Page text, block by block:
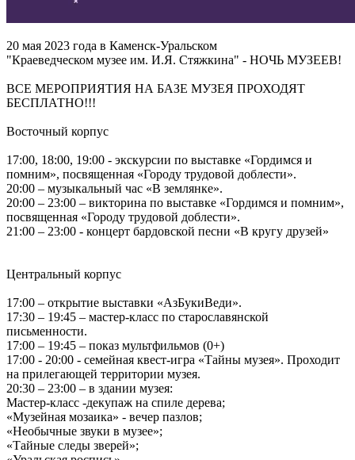
20 мая 2023 года в Каменск-Уральском
"Краеведческом музее им. И.Я. Стяжкина" - НОЧЬ МУЗЕЕВ!
ВСЕ МЕРОПРИЯТИЯ НА БАЗЕ МУЗЕЯ ПРОХОДЯТ
БЕСПЛАТНО!!!
Восточный корпус
17:00, 18:00, 19:00 - экскурсии по выставке «Гордимся и
помним», посвященная «Городу трудовой доблести».
20:00 – музыкальный час «В землянке».
20:00 – 23:00 – викторина по выставке «Гордимся и помним»,
посвященная «Городу трудовой доблести».
21:00 – 23:00 - концерт бардовской песни «В кругу друзей»
Центральный корпус
17:00 – открытие выставки «АзБукиВеди».
17:30 – 19:45 – мастер-класс по старославянской
письменности.
17:00 – 19:45 – показ мультфильмов (0+)
17:00 - 20:00 - семейная квест-игра «Тайны музея». Проходит
на прилегающей территории музея.
20:30 – 23:00 – в здании музея:
Мастер-класс -декупаж на спиле дерева;
«Музейная мозаика» - вечер пазлов;
«Необычные звуки в музее»;
«Тайные следы зверей»;